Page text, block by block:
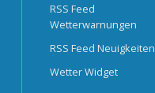
RSS Feed
Wetterwarnungen
RSS Feed Neuigkeiten
Wetter Widget